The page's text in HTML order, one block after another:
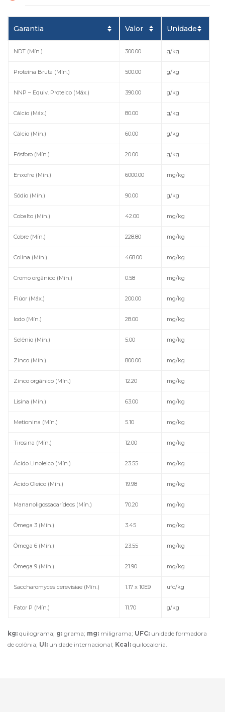
Garantia Valor Unidade
NDT (Mín.) 300.00 g/kg
Proteína Bruta (Mín.) 500.00 g/kg
NNP – Equiv. Proteico (Máx.) 390.00 g/kg
Cálcio (Máx.) 80.00 g/kg
Cálcio (Mín.) 60.00 g/kg
Fósforo (Mín.) 20.00 g/kg
Enxofre (Mín.) 6000.00 mg/kg
Sódio (Mín.) 90.00 g/kg
Cobalto (Mín.) 42.00 mg/kg
Cobre (Mín.) 228.80 mg/kg
Colina (Mín.) 468.00 mg/kg
Cromo orgânico (Mín.) 0.58 mg/kg
Flúor (Máx.) 200.00 mg/kg
Iodo (Mín.) 28.00 mg/kg
Selênio (Mín.) 5.00 mg/kg
Zinco (Mín.) 800.00 mg/kg
Zinco orgânico (Mín.) 12.20 mg/kg
Lisina (Mín.) 63.00 mg/kg
Metionina (Mín.) 5.10 mg/kg
Tirosina (Mín.) 12.00 mg/kg
Ácido Linoleico (Mín.) 23.55 mg/kg
Ácido Oleico (Mín.) 19.98 mg/kg
Mananoligossacarídeos (Mín.) 70.20 mg/kg
Ômega 3 (Mín.) 3.45 mg/kg
Ômega 6 (Mín.) 23.55 mg/kg
Ômega 9 (Mín.) 21.90 mg/kg
Saccharomyces cerevisiae (Mín.) 1.17 x 10E9 ufc/kg
Fator P (Mín.) 11.70 g/kg
kg: quilograma; g: grama; mg: miligrama; UFC: unidade formadora
de colônia; UI: unidade internacional; Kcal: quilocaloria.